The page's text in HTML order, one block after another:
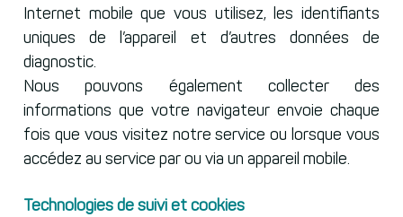
Internet mobile que vous utilisez, les identifiants
uniques de l’appareil et d’autres données de
diagnostic.
Nous pouvons également collecter des
informations que votre navigateur envoie chaque
fois que vous visitez notre service ou lorsque vous
accédez au service par ou via un appareil mobile.
Technologies de suivi et cookies